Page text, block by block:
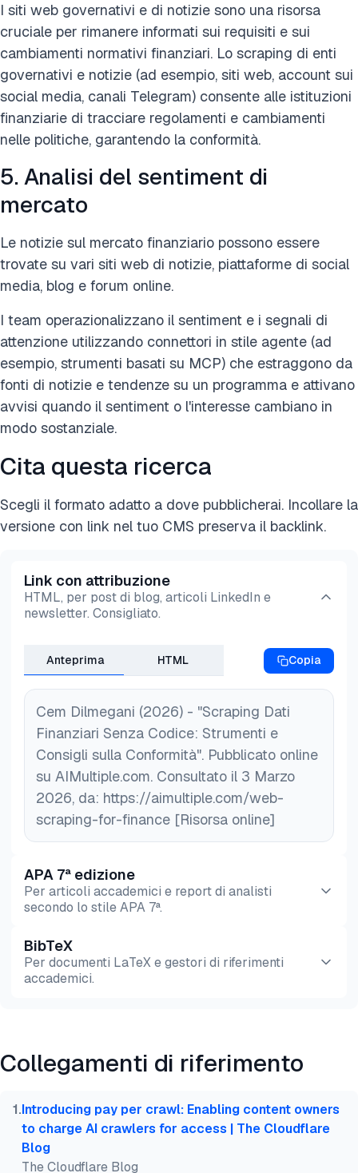
I siti web governativi e di notizie sono una risorsa
cruciale per rimanere informati sui requisiti e sui
cambiamenti normativi finanziari. Lo scraping di enti
governativi e notizie (ad esempio, siti web, account sui
social media, canali Telegram) consente alle istituzioni
finanziarie di tracciare regolamenti e cambiamenti
nelle politiche, garantendo la conformità.
5. Analisi del sentiment di
mercato
Le notizie sul mercato finanziario possono essere
trovate su vari siti web di notizie, piattaforme di social
media, blog e forum online.
I team operazionalizzano il sentiment e i segnali di
attenzione utilizzando connettori in stile agente (ad
esempio, strumenti basati su MCP) che estraggono da
fonti di notizie e tendenze su un programma e attivano
avvisi quando il sentiment o l'interesse cambiano in
modo sostanziale.
Cita questa ricerca
Scegli il formato adatto a dove pubblicherai. Incollare la
versione con link nel tuo CMS preserva il backlink.
Link con attribuzione
HTML, per post di blog, articoli LinkedIn e
newsletter. Consigliato.
Anteprima HTML Copia
Cem Dilmegani (2026) - "Scraping Dati
Finanziari Senza Codice: Strumenti e
Consigli sulla Conformità". Pubblicato online
su AIMultiple.com. Consultato il 3 Marzo
2026, da: https://aimultiple.com/web-
scraping-for-finance [Risorsa online]
APA 7ª edizione
Per articoli accademici e report di analisti
secondo lo stile APA 7ª.
Anteprima
BibTeX
Per documenti LaTeX e gestori di riferimenti
accademici.
@misc{dilmegani2026,
title  = {{Scraping Dati Finanziari Senza
  year   = {2026},
  month  = mar,
howpublished    = {\url{https://aimultiple.com/
note   = {AIMultiple. Consultato il 3 Marzo
Collegamenti di riferimento
1.Introducing pay per crawl: Enabling content owners
to charge AI crawlers for access | The Cloudflare
Blog
The Cloudflare Blog